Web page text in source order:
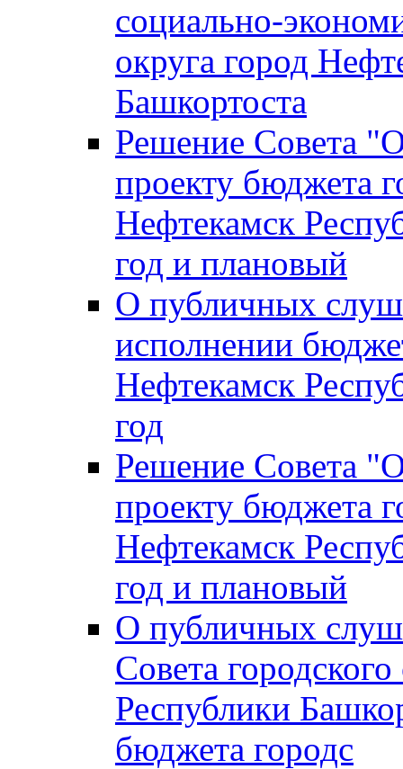
социально-
округа город
Башкортоста
Решение Совета
проекту бюджета
Нефтекамск
год и плановый
О публичных
исполнении
Нефтекамск
год
Решение Совета
проекту бюджета
Нефтекамск
год и плановый
О публичных
Совета
Республики
бюджета городс